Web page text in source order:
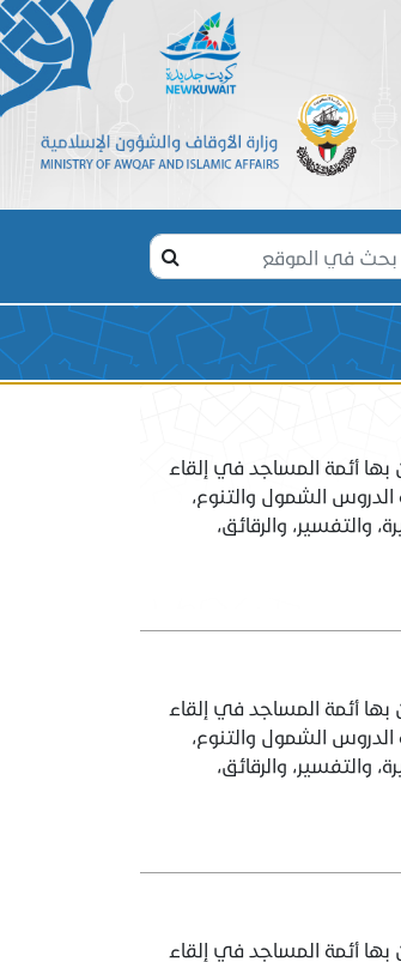
أئمة المساجد في إلقاء
الشمول والتنوع،
والتفسير، والرقائق،
أئمة المساجد في إلقاء
الشمول والتنوع،
والتفسير، والرقائق،
أئمة المساجد في إلقاء